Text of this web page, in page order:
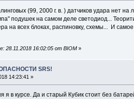
(99, 2000 г. в. ) датчиков удара нет
подушек на самом деле светодиод...
на всех блоках, распиновку, схемы... И
28.11.2018 16:02:05 от BIOM»
SRS!
14:23:41 »
я в курсе. Да и старый Кубик стоит без